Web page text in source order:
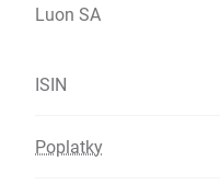
Luon SA
ISIN
Poplatky